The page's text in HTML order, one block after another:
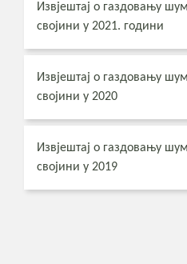
Извјештај о газдовању
својини у 2021. години
Извјештај о газдовању
својини у 2020
Извјештај о газдовању
својини у 2019